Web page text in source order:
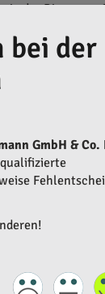
der
bei dem
Indem
bei der
GmbH & Co.